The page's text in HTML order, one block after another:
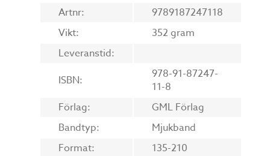
Artnr:
9789187247118
Vikt:
352 gram
Leveranstid:
ISBN:
978-91-87247-
11-8
Förlag:
GML Förlag
Bandtyp:
Mjukband
Format:
135-210